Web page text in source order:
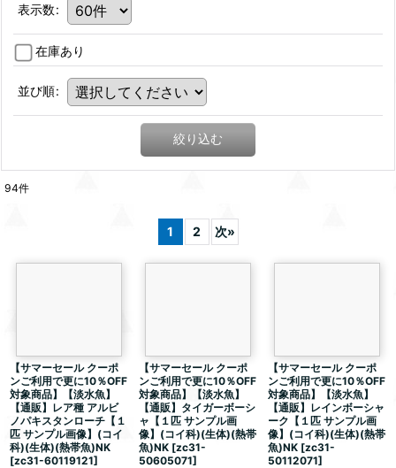
表示数:
在庫あり
並び順:
絞り込む
94件
1 2 次»
【サマーセール クーポ
ンご利用で更に10％OFF
対象商品】【淡水魚】
【通販】レア種 アルビ
ノパキスタンローチ【１
匹 サンプル画像】(コイ
科)(生体)(熱帯魚)NK
[zc31-60119121]
【サマーセール クーポ
ンご利用で更に10％OFF
対象商品】【淡水魚】
【通販】タイガーボーシ
ャ【１匹 サンプル画
像】(コイ科)(生体)(熱帯
魚)NK [zc31-
50605071]
【サマーセール クーポ
ンご利用で更に10％OFF
対象商品】【淡水魚】
【通販】レインボーシャ
ーク【１匹 サンプル画
像】(コイ科)(生体)(熱帯
魚)NK [zc31-
50112071]